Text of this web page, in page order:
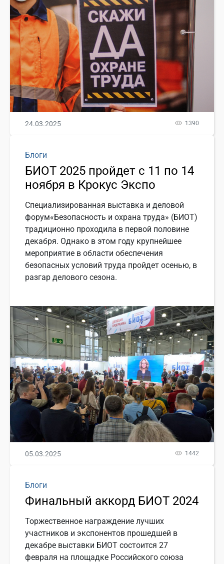
24.03.2025 1390
Блоги
БИОТ 2025 пройдет с 11 по 14
ноября в Крокус Экспо
Специализированная выставка и деловой
форум«Безопасность и охрана труда» (БИОТ)
традиционно проходила в первой половине
декабря. Однако в этом году крупнейшее
мероприятие в области обеспечения
безопасных условий труда пройдет осенью, в
разгар делового сезона.
05.03.2025 1442
Блоги
Финальный аккорд БИОТ 2024
Торжественное награждение лучших
участников и экспонентов прошедшей в
декабре выставки БИОТ состоится 27
февраля на площадке Российского союза